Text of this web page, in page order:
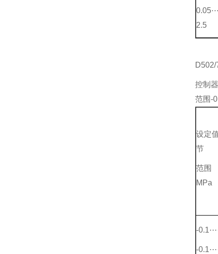
2.5
控制
范围-
设定
节
范围
MPa
-
-